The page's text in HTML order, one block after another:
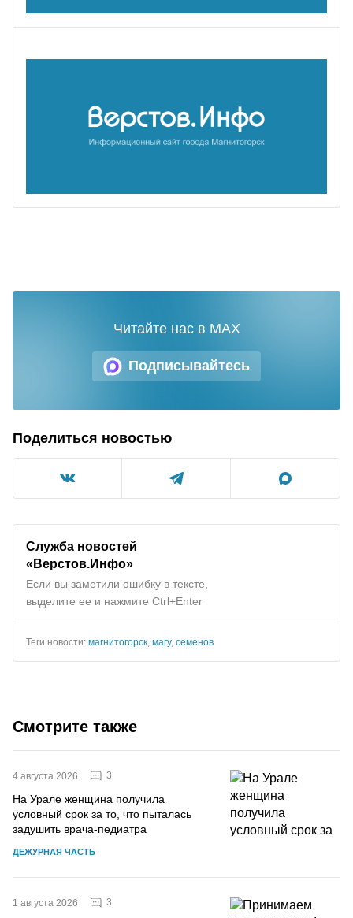
Подписывайтесь
Читайте нас в MAX
Поделиться новостью
Служба новостей
«Верстов.Инфо»
Если вы заметили ошибку в тексте,
выделите ее и нажмите Ctrl+Enter
Теги новости: магнитогорск магу, семенов
Смотрите также
4 августа 2026 3
На Урале женщина получила
условный срок за то, что пыталась
задушить врача-педиатра
ДЕЖУРНАЯ ЧАСТЬ
1 августа 2026 3